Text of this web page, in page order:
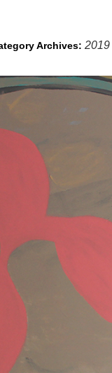
Archives: 2019